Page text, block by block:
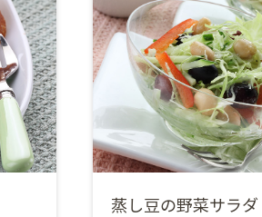
蒸し豆の野菜サラダ